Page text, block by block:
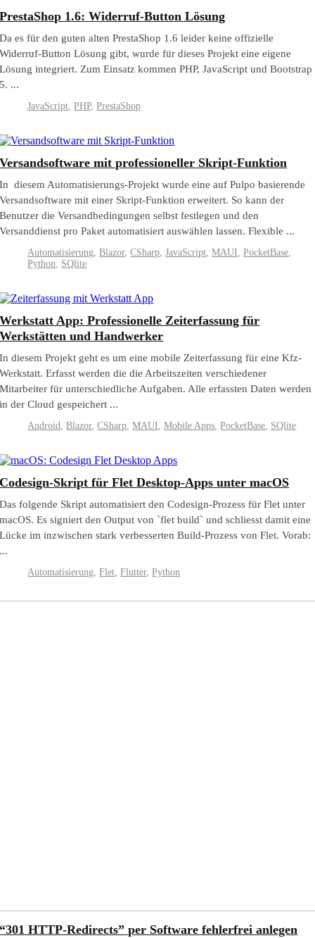
PrestaShop 1.6: Widerruf-Button Lösung
Da es für den guten alten PrestaShop 1.6 leider keine offizielle
Widerruf-Button Lösung gibt, wurde für dieses Projekt eine eigene
Lösung integriert. Zum Einsatz kommen PHP, JavaScript und Bootstrap
5. ...
JavaScript,PHP,PrestaShop
Versandsoftware mit professioneller Skript-Funktion
In diesem Automatisierungs-Projekt wurde eine auf Pulpo basierende
Versandsoftware mit einer Skript-Funktion erweitert. So kann der
Benutzer die Versandbedingungen selbst festlegen und den
Versanddienst pro Paket automatisiert auswählen lassen. Flexible ...
Automatisierung,Blazor,CSharp,JavaScript,MAUI,PocketBase,
Python, SQlite
Werkstatt App: Professionelle Zeiterfassung für
Werkstätten und Handwerker
In diesem Projekt geht es um eine mobile Zeiterfassung für eine Kfz-
Werkstatt. Erfasst werden die die Arbeitszeiten verschiedener
Mitarbeiter für unterschiedliche Aufgaben. Alle erfassten Daten werden
in der Cloud gespeichert ...
Android,Blazor,CSharp,MAUI,Mobile Apps,PocketBase, SQlite
Codesign-Skript für Flet Desktop-Apps unter macOS
Das folgende Skript automatisiert den Codesign-Prozess für Flet unter
macOS. Es signiert den Output von `flet build` und schliesst damit eine
Lücke im inzwischen stark verbesserten Build-Prozess von Flet. Vorab:
...
Automatisierung,Flet,Flutter,Python
“301 HTTP-Redirects” per Software fehlerfrei anlegen